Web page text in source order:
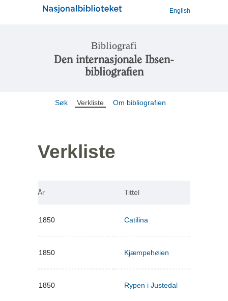
English
Bibliografi
Den internasjonale Ibsen-
bibliografien
Søk Verkliste Om bibliografien
Verkliste
År Tittel
1850 Catilina
1850 Kjæmpehøien
1850 Rypen i Justedal